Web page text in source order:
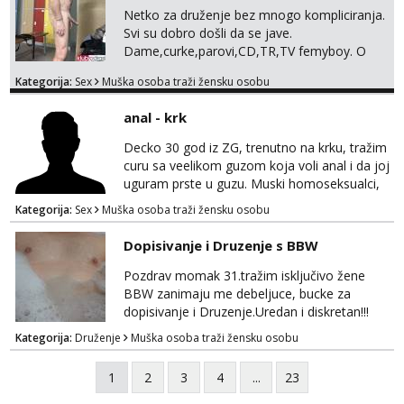
Netko za druženje bez mnogo kompliciranja.
Svi su dobro došli da se jave.
Dame,curke,parovi,CD,TR,TV femyboy. O
nemam ali ako smo za druženje možemo
Kategorija: Sex Muška osoba traži žensku osobu
anal - krk
Decko 30 god iz ZG, trenutno na krku, tražim
curu sa veelikom guzom koja voli anal i da joj
uguram prste u guzu. Muski homoseksualci,
parovi i transiči odjebite, ne zanimate me. Bilo
kakva placanja opcenito (gotovina) ili
unaprijed (aircash, paysafecard, bonovi) ne
dolaze u obzir. Javit se prvo porukom na
whatsapp 0958048882.
Kategorija: Sex Muška osoba traži žensku osobu
Dopisivanje i Druzenje s BBW
Pozdrav momak 31.tražim isključivo žene
BBW zanimaju me debeljuce, bucke za
dopisivanje i Druzenje.Uredan i diskretan!!!
Kategorija: Druženje Muška osoba traži žensku osobu
1 2 3 4 ... 23